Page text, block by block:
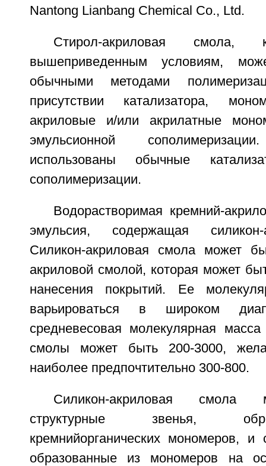
Nantong Lianbang Chemical Co., Ltd.
Стирол-акриловая смола,
вышеприведенным условиям,
обычными методами
присутствии катализатора,
акриловые и/или акрилатные
эмульсионной
использованы обычные
сополимеризации.
Водорастворимая кремний-
эмульсия, содержащая
Силикон-акриловая смола может
акриловой смолой, которая может
нанесения покрытий. Ее
варьироваться в широком
средневесовая молекулярная
смолы может быть 200-3000,
наиболее предпочтительно 300-800.
Силикон-акриловая смола
структурные звенья,
кремнийорганических мономеров, и
образованные из мономеров на